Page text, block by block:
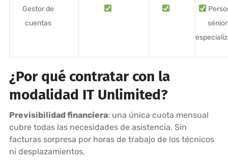
Gestor de
cuentas
sénior
¿Por qué contratar con la
modalidad IT Unlimited?
Previsibilidad financiera: una única cuota mensual
cubre todas las necesidades de asistencia. Sin
facturas sorpresa por horas de trabajo de los técnicos
ni desplazamientos.